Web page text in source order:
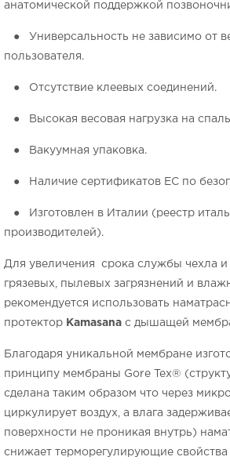
анатомической поддержкой
● Универсальность не зависимо от
пользователя.
● Отсутствие клеевых соединений.
● Высокая весовая нагрузка на
● Вакуумная упаковка.
● Наличие сертификатов ЕС по
● Изготовлен в Италии (реестр
производителей).
Для увеличения срока службы чехла и
грязевых, пылевых загрязнений и
рекомендуется использовать
протектор Kamasana с дышащей
Благодаря уникальной мембране
принципу мембраны Gore Tex®
сделана таким образом что через
циркулирует воздух, а влага
поверхности не проникая внутрь)
снижает терморегулирующие свойства